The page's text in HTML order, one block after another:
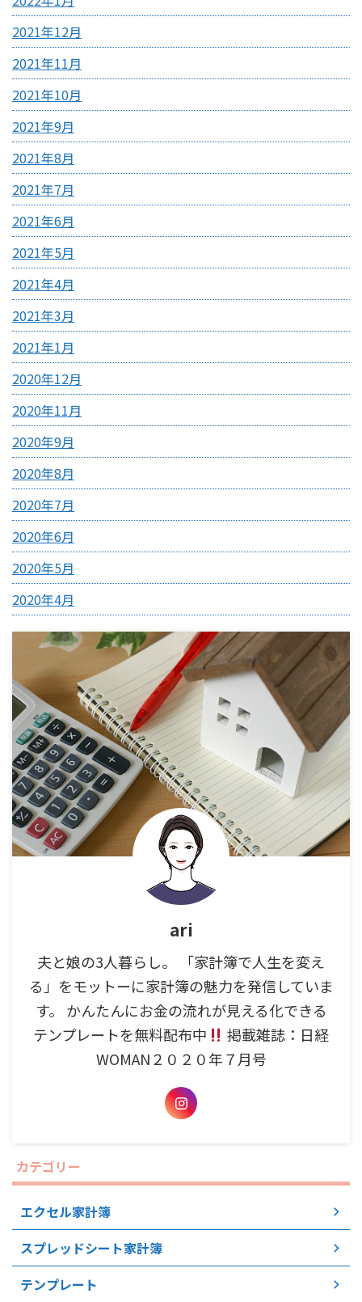
2021年12月
2021年11月
2021年10月
2021年9月
2021年8月
2021年7月
2021年6月
2021年5月
2021年4月
2021年3月
2021年1月
2020年12月
2020年11月
2020年9月
2020年8月
2020年7月
2020年6月
2020年5月
2020年4月
ari
夫と娘の3人暮らし。 「家計簿で人生を変え
る」をモットーに家計簿の魅力を発信していま
す。 かんたんにお金の流れが見える化できる
テンプレートを無料配布中
掲載雑誌：日経
WOMAN２０２０年７月号
カテゴリー
エクセル家計簿
スプレッドシート家計簿
テンプレート